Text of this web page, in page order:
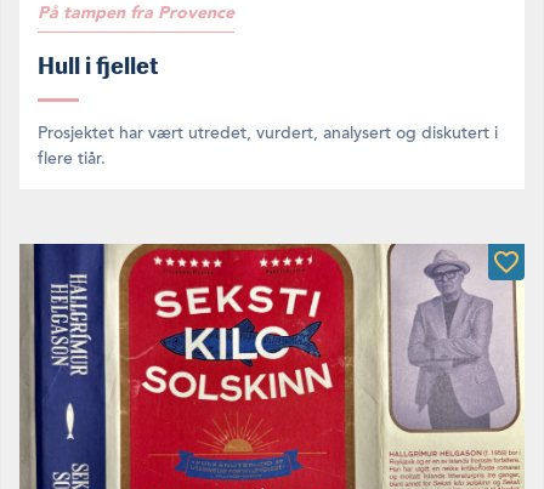
På tampen fra Provence
Hull i fjellet
Prosjektet har vært utredet, vurdert, analysert og diskutert i
flere tiår.